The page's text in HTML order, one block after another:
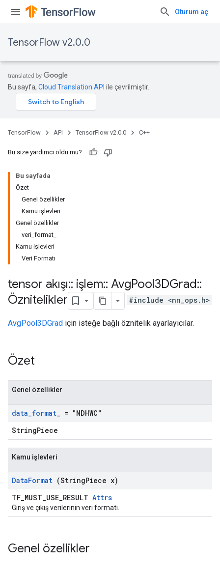
Oturum aç
TensorFlow v2.0.0
Bu sayfa, Cloud Translation API ile çevrilmiştir.
TensorFlow API TensorFlow v2.0.0 C++
Bu size yardımcı oldu mu?
Bu sayfada
Özet
Genel özellikler
Kamu işlevleri
Genel özellikler
veri_format_
Kamu işlevleri
Veri Formatı
tensor akışı:: işlem:: AvgPool3DGrad::
Öznitelikler
#include <nn_ops.h>
AvgPool3DGrad için isteğe bağlı öznitelik ayarlayıcılar.
Özet
Genel özellikler
data_format_ = "NDHWC"
StringPiece
Kamu işlevleri
DataFormat (StringPiece x)
TF_MUST_USE_RESULT Attrs
Giriş ve çıkış verilerinin veri formatı.
Genel özellikler